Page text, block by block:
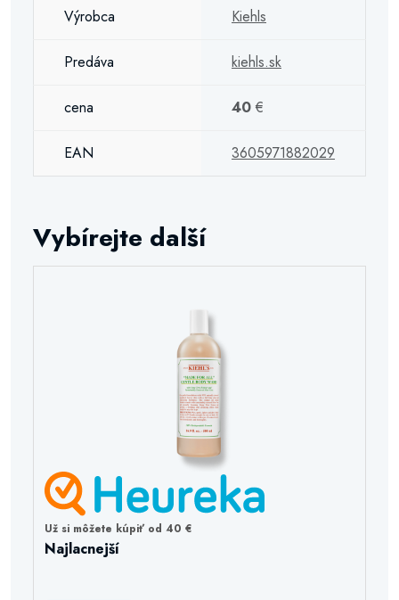
Výrobca Kiehls
Predáva kiehls.sk
cena 40 €
EAN 3605971882029
Vybírejte další
Už si môžete kúpiť od 40 €
Najlacnejší